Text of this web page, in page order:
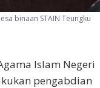
binaan STAIN Teungku
Islam Negeri
pengabdian